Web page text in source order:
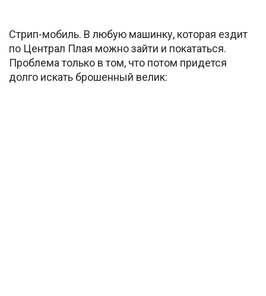
Стрип-мобиль. В любую машинку, которая ездит
по Централ Плая можно зайти и покататься.
Проблема только в том, что потом придется
долго искать брошенный велик: